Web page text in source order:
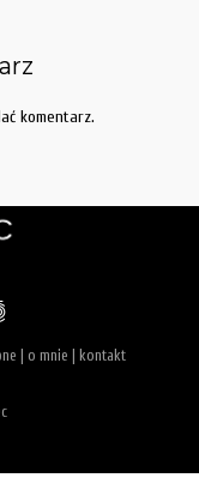
komentarz.
o mnie
kontakt